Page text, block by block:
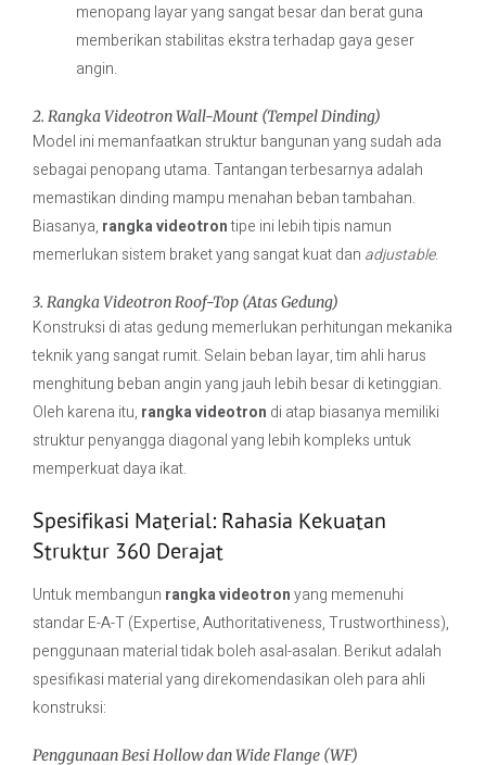
menopang layar yang sangat besar dan berat guna
memberikan stabilitas ekstra terhadap gaya geser
angin.
2. Rangka Videotron Wall-Mount (Tempel Dinding)
Model ini memanfaatkan struktur bangunan yang sudah ada
sebagai penopang utama. Tantangan terbesarnya adalah
memastikan dinding mampu menahan beban tambahan.
Biasanya, rangka videotrontipe ini lebih tipis namun
memerlukan sistem braket yang sangat kuat dan adjustable.
3. Rangka Videotron Roof-Top (Atas Gedung)
Konstruksi di atas gedung memerlukan perhitungan mekanika
teknik yang sangat rumit. Selain beban layar, tim ahli harus
menghitung beban angin yang jauh lebih besar di ketinggian.
Oleh karena itu, rangka videotron di atap biasanya memiliki
struktur penyangga diagonal yang lebih kompleks untuk
memperkuat daya ikat.
Spesifikasi Material: Rahasia Kekuatan
Struktur 360 Derajat
Untuk membangun rangka videotronyang memenuhi
standar E-A-T (Expertise, Authoritativeness, Trustworthiness),
penggunaan material tidak boleh asal-asalan. Berikut adalah
spesifikasi material yang direkomendasikan oleh para ahli
konstruksi:
Penggunaan Besi Hollow dan Wide Flange (WF)